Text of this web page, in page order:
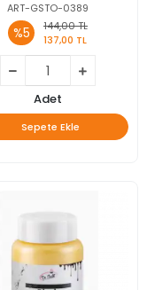
ART-GSTO-0389
%5
144,00 TL
137,00 TL
Adet
Sepete Ekle